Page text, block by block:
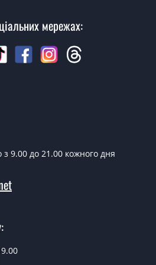
дверей Сезар - від 1600 грн.
встановити двері
Сезар?
кількох годин, за умови
чи наступного дня.
викликати
готові вуличні
двері?
готових вуличних
вуличних
мережах:
9.00 до 21.00 кожного дня